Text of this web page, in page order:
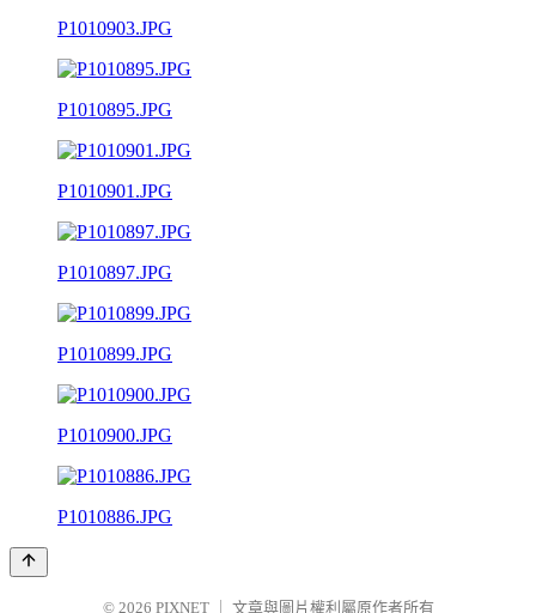
P1010903.JPG
P1010895.JPG
P1010901.JPG
P1010897.JPG
P1010899.JPG
P1010900.JPG
P1010886.JPG
© 2026 PIXNET 文章與圖片權利屬原作者所有